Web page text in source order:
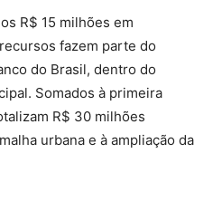
R$ 15 milhões em
fazem parte do
do Brasil, dentro do
Somados à primeira
R$ 30 milhões
urbana e à ampliação da